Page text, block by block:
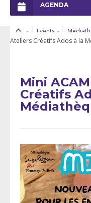
AGENDA
Events
Ateliers Créatifs Ados à la
Mini
Créatifs